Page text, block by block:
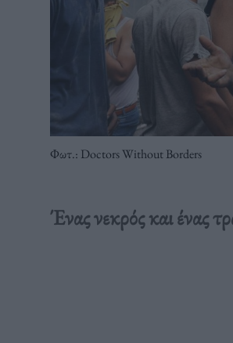
Φωτ.: Doctors Without Borders
Ένας νεκρός και ένας